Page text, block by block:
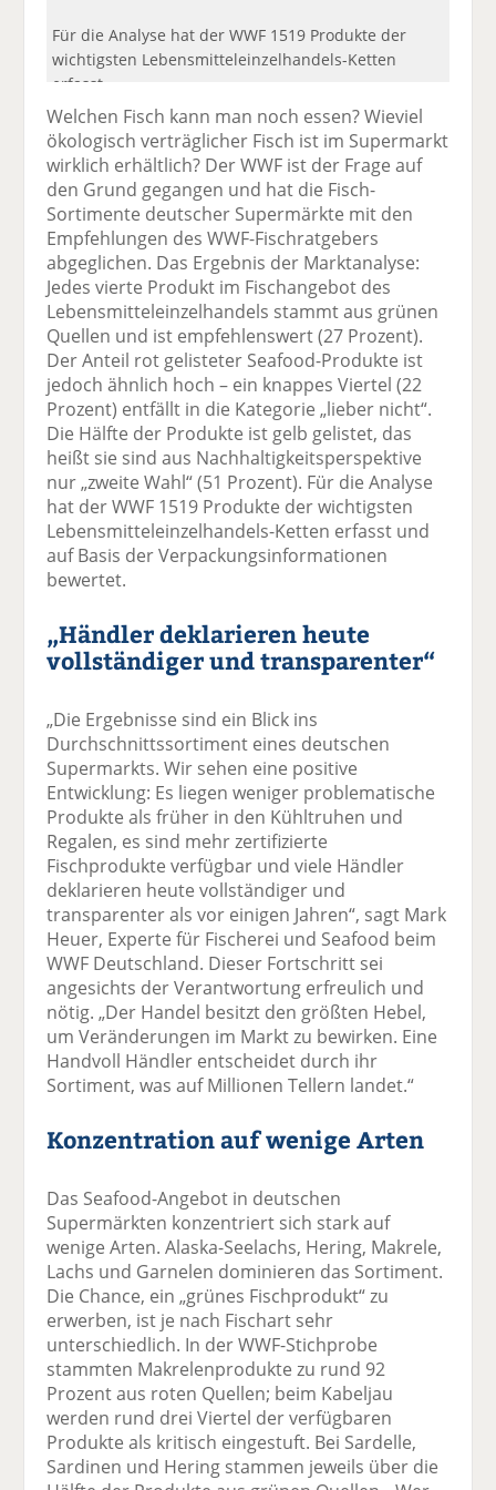
Für die Analyse hat der WWF 1519 Produkte der
wichtigsten Lebensmitteleinzelhandels-Ketten
erfasst.
Welchen Fisch kann man noch essen? Wieviel
ökologisch verträglicher Fisch ist im Supermarkt
wirklich erhältlich? Der WWF ist der Frage auf
den Grund gegangen und hat die Fisch-
Sortimente deutscher Supermärkte mit den
Empfehlungen des WWF-Fischratgebers
abgeglichen. Das Ergebnis der Marktanalyse:
Jedes vierte Produkt im Fischangebot des
Lebensmitteleinzelhandels stammt aus grünen
Quellen und ist empfehlenswert (27 Prozent).
Der Anteil rot gelisteter Seafood-Produkte ist
jedoch ähnlich hoch – ein knappes Viertel (22
Prozent) entfällt in die Kategorie „lieber nicht“.
Die Hälfte der Produkte ist gelb gelistet, das
heißt sie sind aus Nachhaltigkeitsperspektive
nur „zweite Wahl“ (51 Prozent). Für die Analyse
hat der WWF 1519 Produkte der wichtigsten
Lebensmitteleinzelhandels-Ketten erfasst und
auf Basis der Verpackungsinformationen
bewertet.
„Händler deklarieren heute
vollständiger und transparenter“
„Die Ergebnisse sind ein Blick ins
Durchschnittssortiment eines deutschen
Supermarkts. Wir sehen eine positive
Entwicklung: Es liegen weniger problematische
Produkte als früher in den Kühltruhen und
Regalen, es sind mehr zertifizierte
Fischprodukte verfügbar und viele Händler
deklarieren heute vollständiger und
transparenter als vor einigen Jahren“, sagt Mark
Heuer, Experte für Fischerei und Seafood beim
WWF Deutschland. Dieser Fortschritt sei
angesichts der Verantwortung erfreulich und
nötig. „Der Handel besitzt den größten Hebel,
um Veränderungen im Markt zu bewirken. Eine
Handvoll Händler entscheidet durch ihr
Sortiment, was auf Millionen Tellern landet.“
Konzentration auf wenige Arten
Das Seafood-Angebot in deutschen
Supermärkten konzentriert sich stark auf
wenige Arten. Alaska-Seelachs, Hering, Makrele,
Lachs und Garnelen dominieren das Sortiment.
Die Chance, ein „grünes Fischprodukt“ zu
erwerben, ist je nach Fischart sehr
unterschiedlich. In der WWF-Stichprobe
stammten Makrelenprodukte zu rund 92
Prozent aus roten Quellen; beim Kabeljau
werden rund drei Viertel der verfügbaren
Produkte als kritisch eingestuft. Bei Sardelle,
Sardinen und Hering stammen jeweils über die